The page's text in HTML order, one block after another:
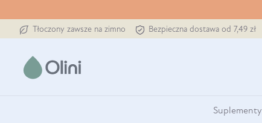
Tłoczony zawsze na zimno Bezpieczna dostawa od 7,49 zł
Suplementy